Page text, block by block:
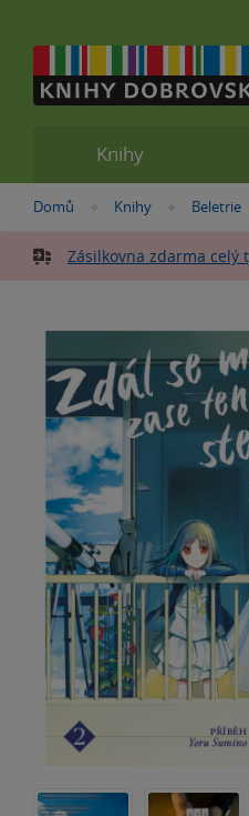
Nacházíte
zde:
Domů »
Knihy »
Beletrie
Zásilkovna zdarma celý
Knihy